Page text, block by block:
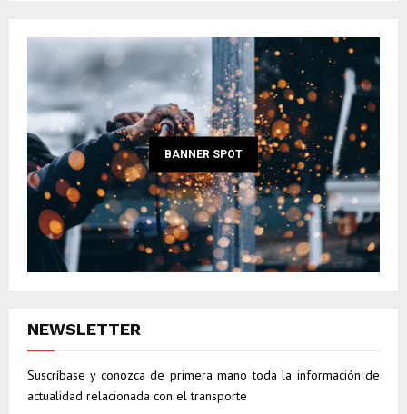
BANNER SPOT
NEWSLETTER
Suscríbase y conozca de primera mano toda la información de
actualidad relacionada con el transporte